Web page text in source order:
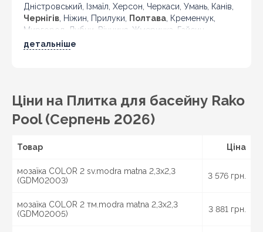
Дністровський, Ізмаїл, Херсон, Черкаси, Умань, Канів,
Чернігів , Ніжин, Прилуки, Полтава , Кременчук,
Миргород, Лубни, Вінниця, Жмеринка, Гайсин,
Бердичів, Житомир, Новоград-Волинський,
детальніше
Ціни на Плитка для басейну Rako
Pool (Серпень 2026)
Товар Ціна
мозаїка COLOR 2 sv.modra matna 2,3x2,3
(GDM02003)
3 576 грн.
мозаїка COLOR 2 тм.modra matna 2,3x2,3
(GDM02005)
3 881 грн.